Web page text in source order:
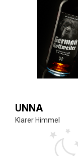
UNNA
Klarer Himmel